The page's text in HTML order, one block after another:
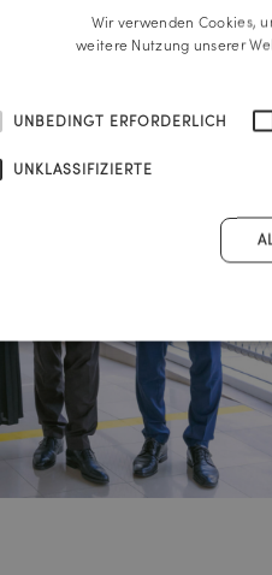
Wir verwenden Cookies,
weitere Nutzung unserer
UNBEDINGT ERFORDERLICH
UNKLASSIFIZIERTE